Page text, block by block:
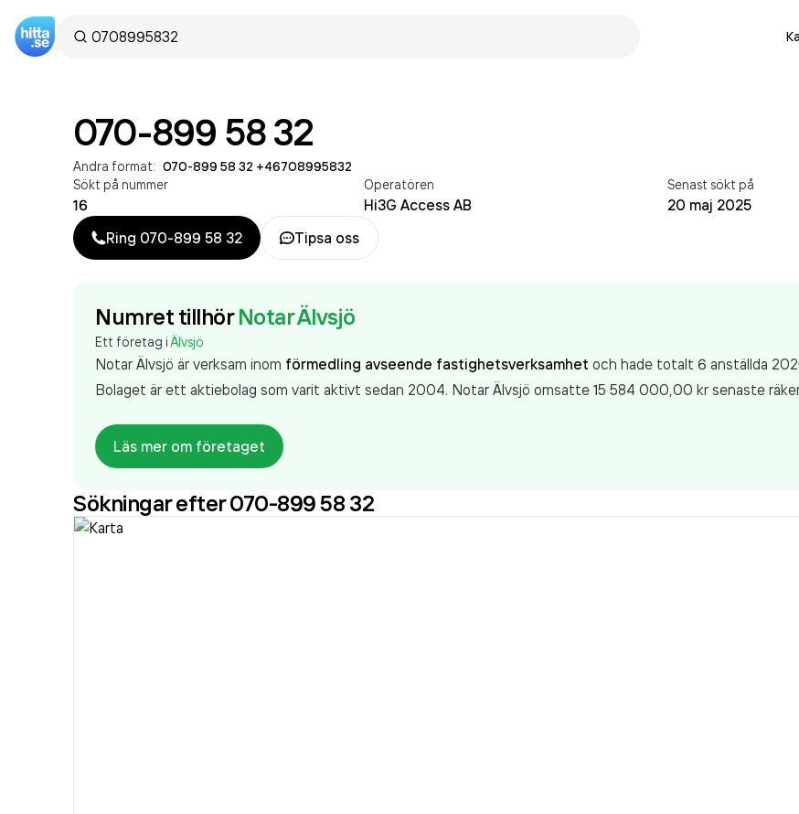
070-899 58 32
Andra format: 070-899 58 32 +46708995832
Sökt på nummer
16
Operatören
Hi3G Access AB
Senast sökt på
20 maj 2025
Ring 070-899 58 32 Tipsa oss
Numret tillhör Notar Älvsjö
Ett företag i Älvsjö
Notar Älvsjö är verksam inom förmedling avseende fastighetsverksamhet och hade totalt 6 anställda
Bolaget är ett aktiebolag som varit aktivt sedan 2004. Notar Älvsjö omsatte 15 584 000,00 krsenaste
Läs mer om företaget
Sökningar efter 070-899 58 32